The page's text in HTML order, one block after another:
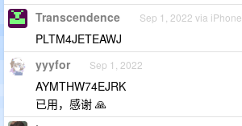
Transcendence Sep 1, 2022 via iPhone
PLTM4JETEAWJ
yyyfor Sep 1, 2022
AYMTHW74EJRK
已用，感谢 🙏